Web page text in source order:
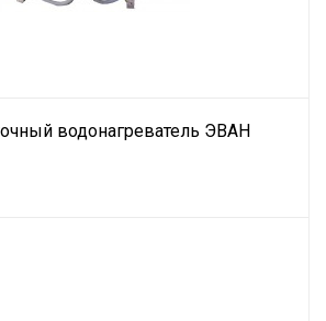
водонагреватель ЭВАН